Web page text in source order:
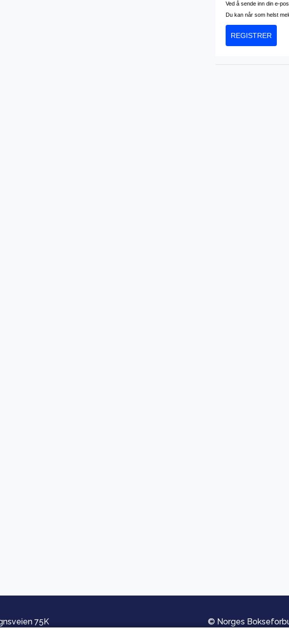
Ved å sende inn din e-
Du kan når som helst
REGISTRER
75K
© Norges